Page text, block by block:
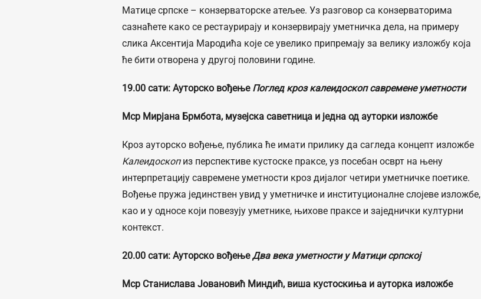
Матице српске – конзерваторске атељее. Уз разговор са конзерваторима
сазнаћете како се рестаурирају и конзервирају уметничка дела, на примеру
слика Аксентија Мародића које се увелико припремају за велику изложбу која
ће бити отворена у другој половини године.
19.00 сати: Ауторско вођење Поглед кроз калеидоскоп савремене уметности
Мср Мирјана Брмбота, музејска саветница и једна од ауторки изложбе
Кроз ауторско вођење, публика ће имати прилику да сагледа концепт изложбе
Калеидоскопиз перспективе кустоске праксе, уз посебан осврт на њену
интерпретацију савремене уметности кроз дијалог четири уметничке поетике.
Вођење пружа јединствен увид у уметничке и институционалне слојеве изложбе,
као и у односе који повезују уметнике, њихове праксе и заједнички културни
контекст.
20.00 сати: Ауторско вођењеДва века уметности у Матици српској
Мср Станислава Јовановић Миндић, виша кустоскиња и ауторка изложбе